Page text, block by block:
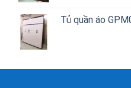
Tủ quần áo